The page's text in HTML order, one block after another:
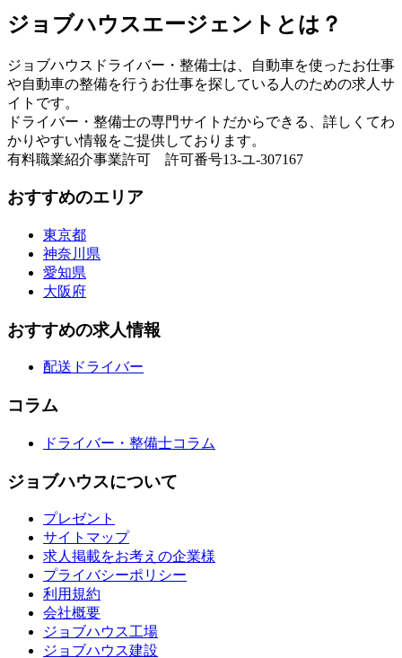
ジョブハウスエージェントとは？
ジョブハウスドライバー・整備士は、自動車を使ったお仕事
や自動車の整備を行うお仕事を探している人のための求人サ
イトです。
ドライバー・整備士の専門サイトだからできる、詳しくてわ
かりやすい情報をご提供しております。
有料職業紹介事業許可 許可番号13-ユ-307167
おすすめのエリア
東京都
神奈川県
愛知県
大阪府
おすすめの求人情報
配送ドライバー
コラム
ドライバー・整備士コラム
ジョブハウスについて
プレゼント
サイトマップ
求人掲載をお考えの企業様
プライバシーポリシー
利用規約
会社概要
ジョブハウス工場
ジョブハウス建設